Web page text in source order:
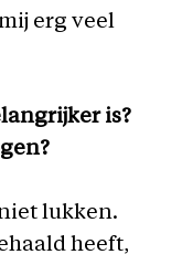
erg veel
is?
lukken.
heeft,